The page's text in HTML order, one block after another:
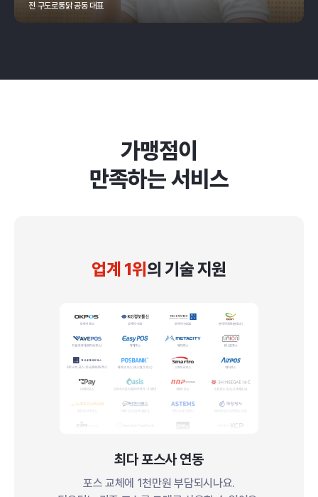
전 구도로통닭 공동 대표
가맹점이
만족하는 서비스
업계 1위 의 기술 지원
최다 포스사 연동
포스 교체에 1천만원 부담되시나요.